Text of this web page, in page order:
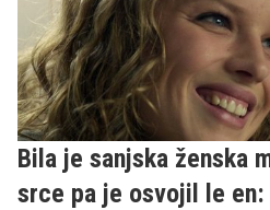
Bila je sanjska ženska
srce pa je osvojil le